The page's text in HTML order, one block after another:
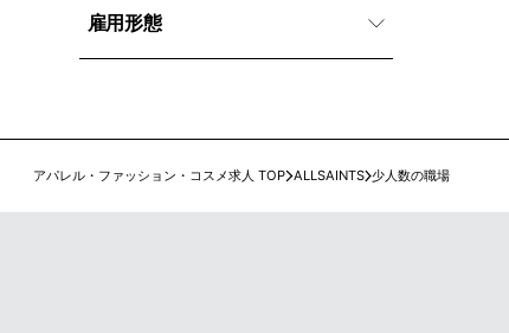
雇用形態
アパレル・ファッション・コスメ求人 TOP ALLSAINTS 少人数の職場